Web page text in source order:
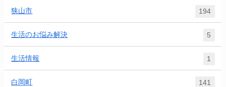
狭山市 194
生活のお悩み解決 5
生活情報 1
白岡町 141